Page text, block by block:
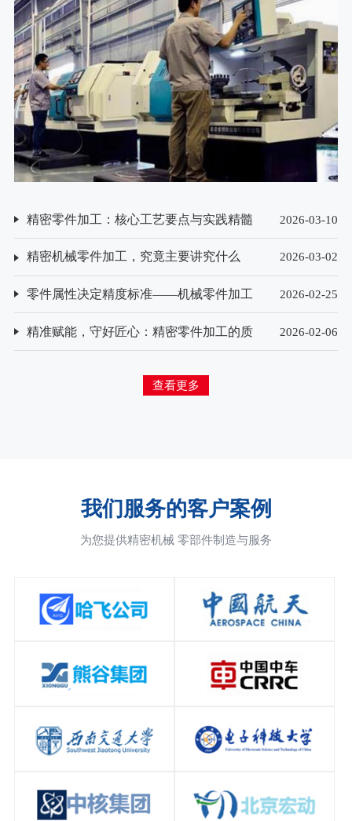
精密零件加工：核心工艺要点与实践精髓 2026-03-10
精密机械零件加工，究竟主要讲究什么 2026-03-02
零件属性决定精度标准——机械零件加工
2026-02-25
精准赋能，守好匠心：精密零件加工的质
2026-02-06
查看更多
我们服务的客户案例
为您提供精密机械 零部件制造与服务